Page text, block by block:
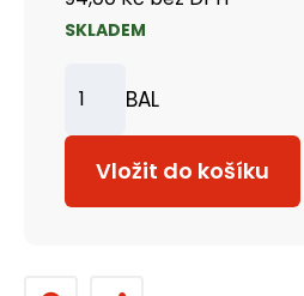
SKLADEM
m
n
BAL
Vložit do košíku